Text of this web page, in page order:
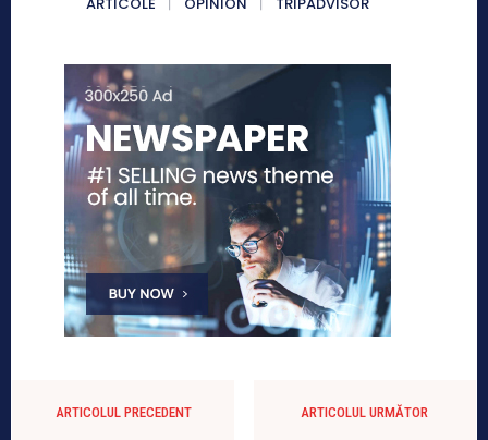
ARTICOLE OPINION TRIPADVISOR
ARTICOLUL PRECEDENT ARTICOLUL URMĂTOR